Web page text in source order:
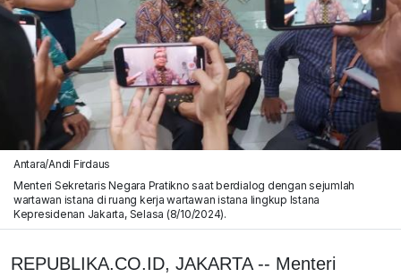
Antara/Andi Firdaus
Menteri Sekretaris Negara Pratikno saat berdialog dengan sejumlah
wartawan istana di ruang kerja wartawan istana lingkup Istana
Kepresidenan Jakarta, Selasa (8/10/2024).
REPUBLIKA.CO.ID, JAKARTA -- Menteri